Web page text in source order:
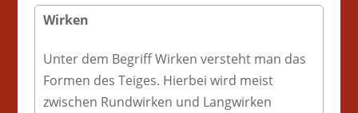
Wirken
Unter dem Begriff Wirken versteht man das
Formen des Teiges. Hierbei wird meist
zwischen Rundwirken und Langwirken